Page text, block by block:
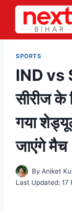
Skip
content
SPORTS
IND vs
सीरीज के
गया
जाएंगे मैच
By Aniket
Last Updated: 17